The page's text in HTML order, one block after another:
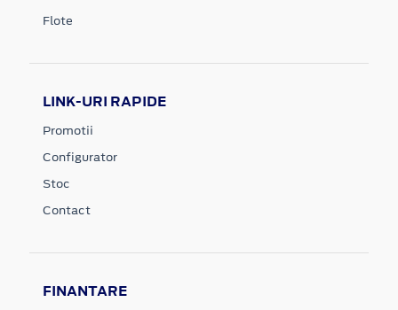
Flote
LINK-URI RAPIDE
Promotii
Configurator
Stoc
Contact
FINANTARE